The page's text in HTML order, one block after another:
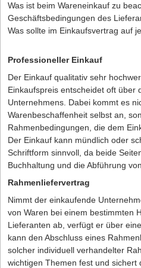
Bußgelder, Nachzahlungen an den
Freiheitsstrafe.
Ressourcen für finanziellen
Gerichtsverfahren. Doch es gibt
Möglichkeit, um nicht in die Falle
Freelancer beschäftigt statt
sich viele Freiheiten vor allem in
Homeoffice als Alternative?
Arbeiten von zuhause und nach
das ist längst keine Ausnahme
Arbeiten im Homeoffice gut
Arbeitgeber als auch den
verbunden. Doch auch hier gelten
Arbeitsschutz, auch wenn die
ist. Arbeitnehmer, die zum Beispiel
versorgen und dann abends bis
Ruhezeiten nicht einzuhalten. Und
Zusammenschlüsse von
Übersetzern, aber auch Beratern
Anbietern. Ist Zweck der
Handelsgesetzbuch (HGB)
einzutragen ist. Auf die oHG findet,
keine Spezialregelungen
der Gesellschaft des bürgerlichen
Was ist beim Wareneinkauf zu
Geschäftsbedingungen des
Was sollte im Einkaufsvertrag auf
Professioneller Einkauf
Der Einkauf qualitativ sehr
Einkaufspreis entscheidet oft über
Unternehmens. Dabei kommt es
Warenbeschaffenheit selbst an,
Rahmenbedingungen, die dem
Der Einkauf kann mündlich oder
Schriftform sinnvoll, da beide
Buchhaltung und die Abführung
Rahmenliefervertrag
Nimmt der einkaufende
von Waren bei einem bestimmten
Lieferanten ab, verfügt er über
kann den Abschluss eines
solcher individuell verhandelter
wichtigen Themen fest und